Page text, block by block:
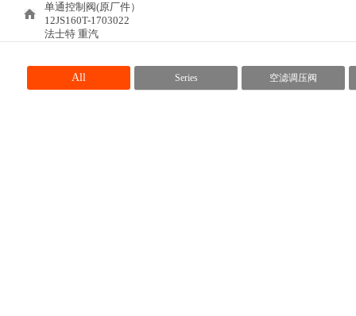
单通控制阀(原厂件）
12JS160T-1703022
法士特 重汽
All Series 空滤调压阀